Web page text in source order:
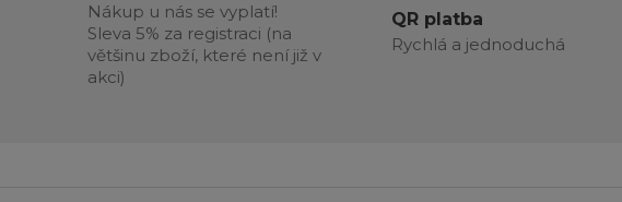
Nákup u nás se vyplatí!
Sleva 5% za registraci (na
většinu zboží, které není již v
akci)
QR platba
Rychlá a jednoduchá